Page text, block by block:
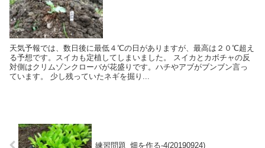
天気予報では、数日後に最低４℃の日がありますが、最高は２０℃超え
る予想です。スイカも定植してしまいました。 スイカとカボチャの反
対側はクリムゾンクローバが花盛りです。ハチやアブがブンブン言っ
ています。 少し残っていたネギを掘り...
練習問題_畑を作る-4(20190924)